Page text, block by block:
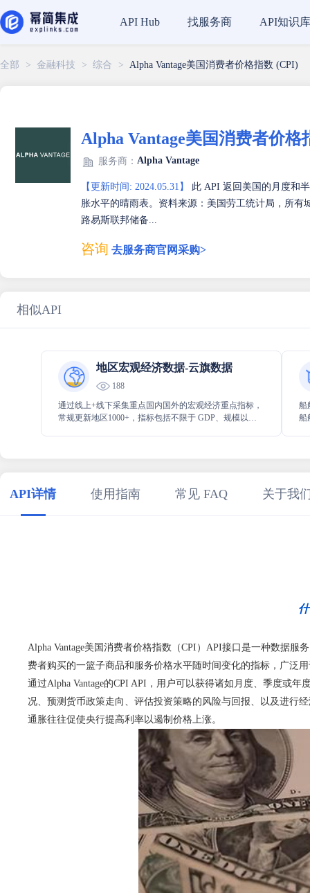
API Hub 找服务商 API知识库
全部 > 金融科技 > 综合 > Alpha Vantage美国消费者价格指数 (CPI)
Alpha Vantage美国消费者价格
服务商： Alpha Vantage
【更新时间: 2024.05.31】
此 API 返回美国的月度和
胀水平的晴雨表。资料来源：美国劳工统计局，所
路易斯联邦储备...
咨询 去服务商官网采购>
相似API
地区宏观经济数据-云旗数据
188
通过线上+线下采集重点国内国外的宏观经济重点指标，
常规更新地区1000+，指标包括不限于 GDP、规模以上
船
船
API详情 使用指南 常见 FAQ 关于我
Alpha Vantage美国消费者价格指数（CPI）API接口是一种数据
费者购买的一篮子商品和服务价格水平随时间变化的指标，广泛
通过Alpha Vantage的CPI API，用户可以获得诸如月度、季度或
况、预测货币政策走向、评估投资策略的风险与回报、以及进行
通胀往往促使央行提高利率以遏制价格上涨。